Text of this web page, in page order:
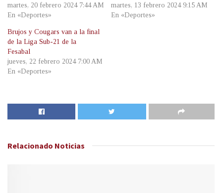
martes, 20 febrero 2024 7:44 AM
En «Deportes»
martes, 13 febrero 2024 9:15 AM
En «Deportes»
Brujos y Cougars van a la final
de la Liga Sub-21 de la
Fesabal
jueves, 22 febrero 2024 7:00 AM
En «Deportes»
Relacionado Noticias